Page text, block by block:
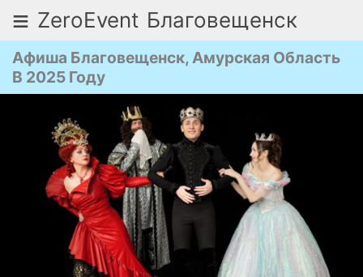
≡ ZeroEvent Благовещенск
Афиша Благовещенск, Амурская Область
В 2025 Году